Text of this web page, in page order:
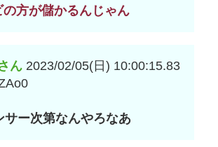
方が儲かるんじゃん
ん 2023/02/05(日) 10:00:15.83
サー次第なんやろなあ